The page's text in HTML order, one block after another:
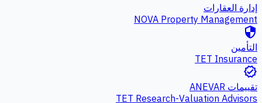
إدارة العقارات
NOVA Property Management
security
التأمين
TET Insurance
verified
تقييمات ANEVAR
TET Research-Valuation Advisors